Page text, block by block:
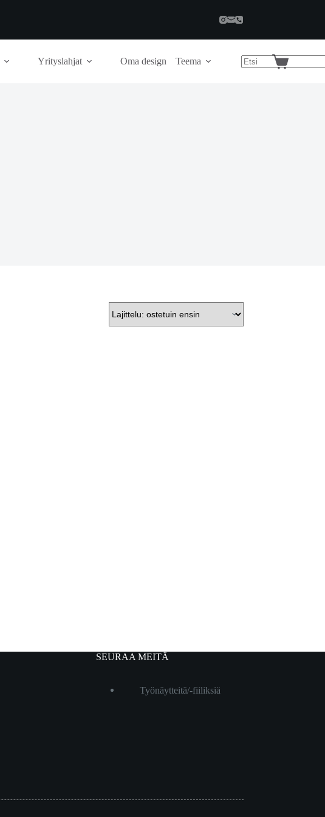
Yrityslahjat Oma design Teema
Shopping
SEURAA MEITÄ
Työnäytteitä/-fiiliksiä